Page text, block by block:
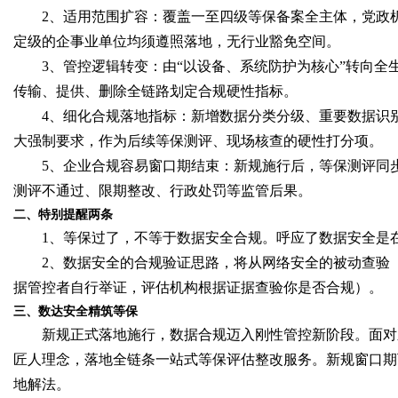
ar
d
2 、适用范围扩容：覆盖一至四级等保备案全主体，党
定级的企事业单位均须遵照落地，无行业豁免空间。
3 、管控逻辑转变：由“以设备、系统防护为核心”转向
传输、提供、删除全链路划定合规硬性指标。
4 、细化合规落地指标：新增数据分类分级、重要数据
大强制要求，作为后续等保测评、现场核查的硬性打分项。
5 、企业合规容易窗口期结束：新规施行后，等保测评
测评不通过、限期整改、行政处罚等监管后果。
二、特别提醒两条
1
、等保过了，不等于数据安全合规。呼应了数据安全
2 、数据安全的合规验证思路，将从网络安全的被动查
据管控者自行举证，评估机构根据证据查验你是否合规）。
三、数达安全精筑等保
新规正式落地施行，数据合规迈入刚性管控新阶段。面
匠人理念，落地全链条一站式等保评估整改服务。新规窗口
地解法。